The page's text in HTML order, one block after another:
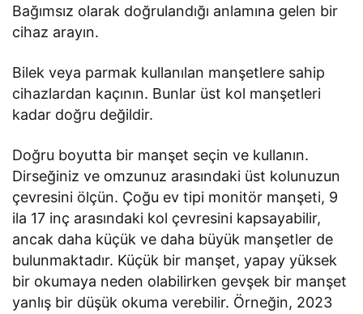
Bağımsız olarak doğrulandığı anlamına gelen bir
cihaz arayın.
Bilek veya parmak kullanılan manşetlere sahip
cihazlardan kaçının. Bunlar üst kol manşetleri
kadar doğru değildir.
Doğru boyutta bir manşet seçin ve kullanın.
Dirseğiniz ve omzunuz arasındaki üst kolunuzun
çevresini ölçün. Çoğu ev tipi monitör manşeti, 9
ila 17 inç arasındaki kol çevresini kapsayabilir,
ancak daha küçük ve daha büyük manşetler de
bulunmaktadır. Küçük bir manşet, yapay yüksek
bir okumaya neden olabilirken gevşek bir manşet
yanlış bir düşük okuma verebilir. Örneğin, 2023